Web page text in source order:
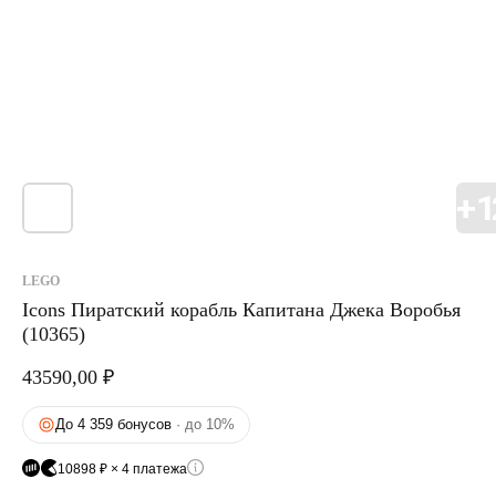
Icons Пиратский корабль Капитана Джека Воробья
(10365)
LEGO
43590,00 ₽
До 4 359 бонусов · до 10%
10898 ₽ × 4 платежа